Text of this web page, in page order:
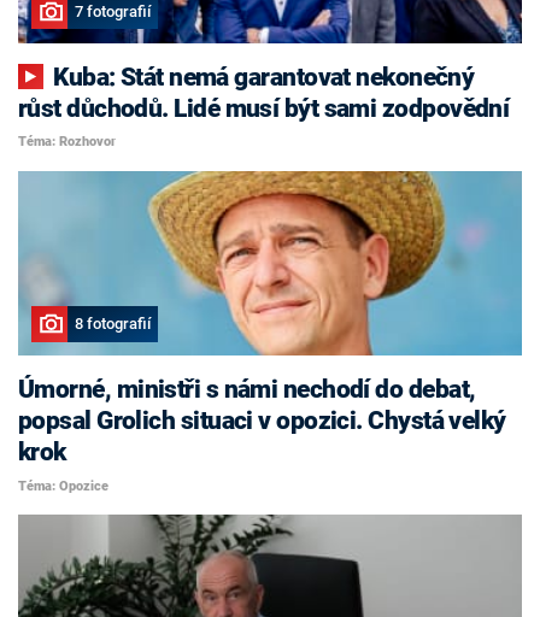
7 fotografií
růst důchodů. Lidé musí být sami zodpovědní
Téma: Rozhovor
8 fotografií
Úmorné, ministři s námi nechodí do debat,
popsal Grolich situaci v opozici. Chystá velký
krok
Téma: Opozice